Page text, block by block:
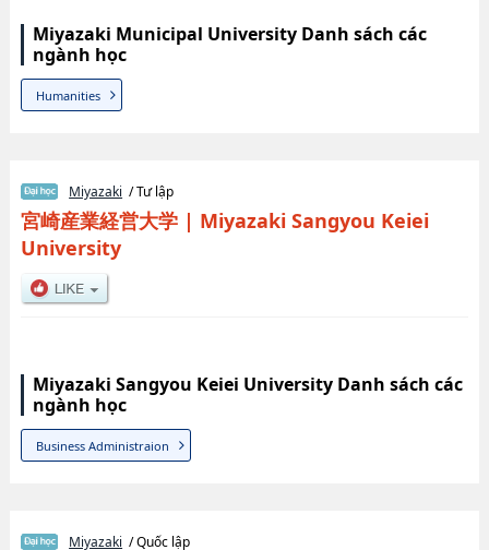
Miyazaki Municipal University Danh sách các
ngành học
Humanities
Miyazaki / Tư lập
宮崎産業経営大学| Miyazaki Sangyou Keiei
University
Miyazaki Sangyou Keiei University Danh sách các
ngành học
Business Administraion
Miyazaki / Quốc lập